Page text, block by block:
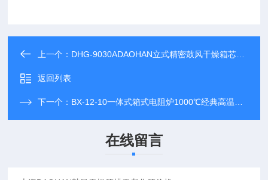
上一个： DHG-9030ADAOHAN立式精密鼓风干燥箱芯片烘干老化箱
返回列表
下一个： BX-12-10一体式箱式电阻炉1000℃经典高温马弗炉
在线留言